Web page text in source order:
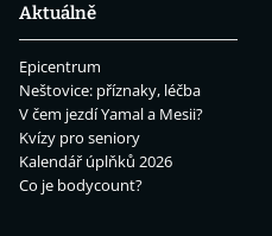
Aktuálně
Epicentrum
Neštovice: příznaky, léčba
V čem jezdí Yamal a Mesii?
Kvízy pro seniory
Kalendář úplňků 2026
Co je bodycount?